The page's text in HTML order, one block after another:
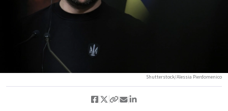
Shutterstock/Alessia Pierdomenico